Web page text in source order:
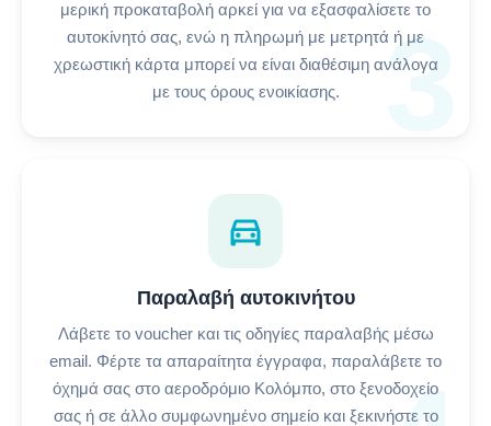
3
μερική προκαταβολή αρκεί για να εξασφαλίσετε το
αυτοκίνητό σας, ενώ η πληρωμή με μετρητά ή με
χρεωστική κάρτα μπορεί να είναι διαθέσιμη ανάλογα
με τους όρους ενοικίασης.
directions_car
Παραλαβή αυτοκινήτου
Λάβετε το voucher και τις οδηγίες παραλαβής μέσω
email. Φέρτε τα απαραίτητα έγγραφα, παραλάβετε το
όχημά σας στο αεροδρόμιο Κολόμπο, στο ξενοδοχείο
σας ή σε άλλο συμφωνημένο σημείο και ξεκινήστε το